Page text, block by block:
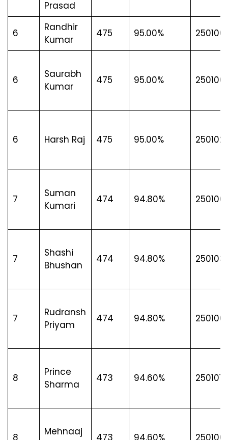
Prasad
6
Randhir
Kumar
475 95.00%
6
Saurabh
Kumar
475 95.00%
6 Harsh Raj 475 95.00%
7
Suman
Kumari
474 94.80%
7
Shashi
Bhushan
474 94.80%
7
Rudransh
Priyam
474 94.80%
8
Prince
Sharma
473 94.60% 25010111
Mehnaaj